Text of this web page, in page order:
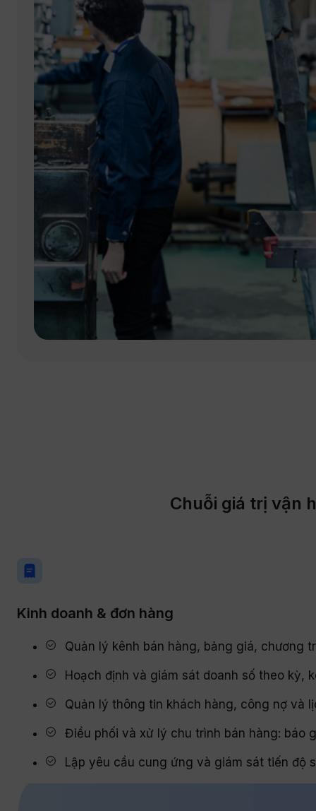
Chuỗi giá trị vận
Kinh doanh & đơn hàng
Quản lý kênh bán hàng, bảng giá, chương
Hoạch định và giám sát doanh số theo kỳ,
Quản lý thông tin khách hàng, công nợ và
Điều phối và xử lý chu trình bán hàng: báo
Lập yêu cầu cung ứng và giám sát tiến độ